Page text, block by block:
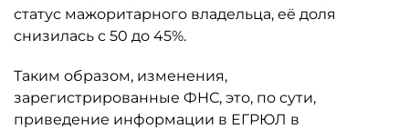
статус мажоритарного владельца, её доля
снизилась с 50 до 45%.
Таким образом, изменения,
зарегистрированные ФНС, это, по сути,
приведение информации в ЕГРЮЛ в